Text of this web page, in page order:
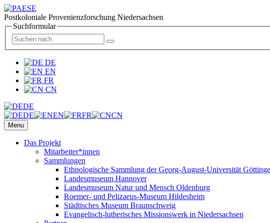
Postkoloniale Provenienzforschung Niedersachsen
Suchformular
DE
EN
FR
CN
DE
DE
EN FR CN
Menu
Das Projekt
Mitarbeiter*innen
Sammlungen
Ethnologische Sammlung der Georg-August-Universität
Landesmuseum Hannover
Landesmuseum Natur und Mensch Oldenburg
Roemer- und Pelizaeus-Museum Hildesheim
Städtisches Museum Braunschweig
Evangelisch-lutherisches Missionswerk in Niedersachsen